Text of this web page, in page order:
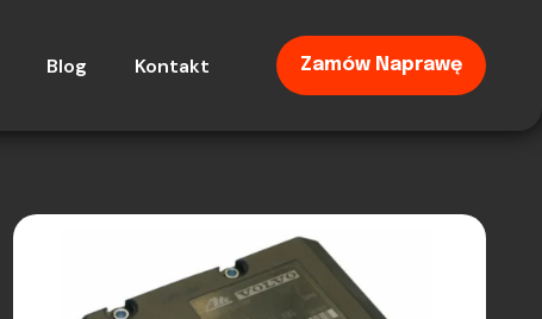
Blog Kontakt Zamów Naprawę